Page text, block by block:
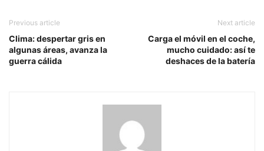
Previous article
Clima: despertar gris en
algunas áreas, avanza la
guerra cálida
Next article
Carga el móvil en el coche,
mucho cuidado: así te
deshaces de la batería